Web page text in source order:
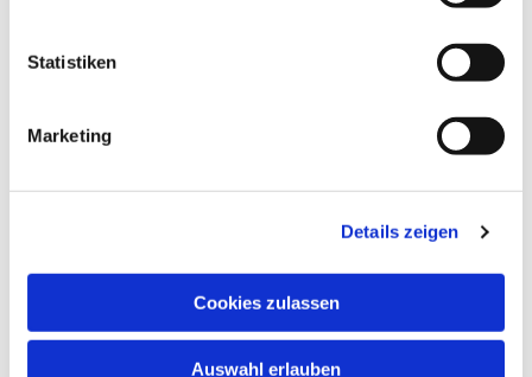
Statistiken
Marketing
Details zeigen
Cookies zulassen
Auswahl erlauben